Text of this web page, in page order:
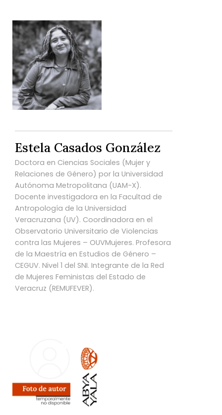
Estela Casados González
Doctora en Ciencias Sociales (Mujer y
Relaciones de Género) por la Universidad
Autónoma Metropolitana (UAM-X).
Docente investigadora en la Facultad de
Antropología de la Universidad
Veracruzana (UV). Coordinadora en el
Observatorio Universitario de Violencias
contra las Mujeres – OUVMujeres. Profesora
de la Maestría en Estudios de Género –
CEGUV. Nivel 1 del SNI. Integrante de la Red
de Mujeres Feministas del Estado de
Veracruz (REMUFEVER).